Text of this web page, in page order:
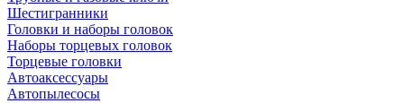
Шестигранники
Головки и наборы головок
Наборы торцевых головок
Торцевые головки
Автоаксессуары
Автопылесосы